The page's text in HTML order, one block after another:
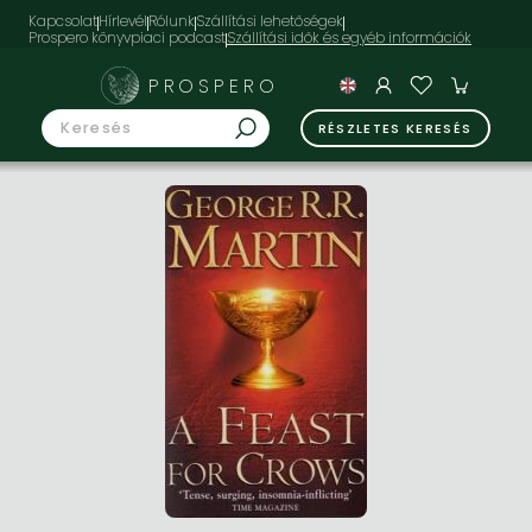
KapcsolatHírlevélRólunkSzállítási lehetőségek
Prospero könyvpiaci podcast
PROSPERO
RÉSZLETES KERESÉS